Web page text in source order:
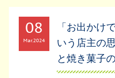
08
Mar2024
「お出かけ
いう店主の
と焼き菓子